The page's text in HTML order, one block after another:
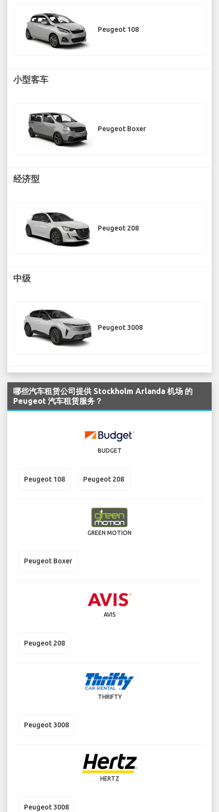
Peugeot 108
小型客车
Peugeot Boxer
经济型
Peugeot 208
中级
Peugeot 3008
哪些汽车租赁公司提供 Stockholm Arlanda 机场 的
Peugeot 汽车租赁服务？
BUDGET
Peugeot 108 Peugeot 208
GREEN MOTION
Peugeot Boxer
AVIS
Peugeot 208
THRIFTY
Peugeot 3008
HERTZ
Peugeot 3008